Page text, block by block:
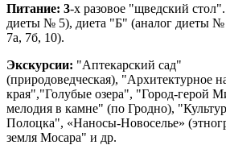
Питание: 3-х разовое "щведский
диеты № 5), диета "Б" (аналог диеты
7а, 7б, 10).
Экскурсии: "Аптекарский сад"
(природоведческая), "Архитектурное
края","Голубые озера", "Город-герой
мелодия в камне" (по Гродно),
Полоцка", «Наносы-Новоселье»
земля Мосара" и др.